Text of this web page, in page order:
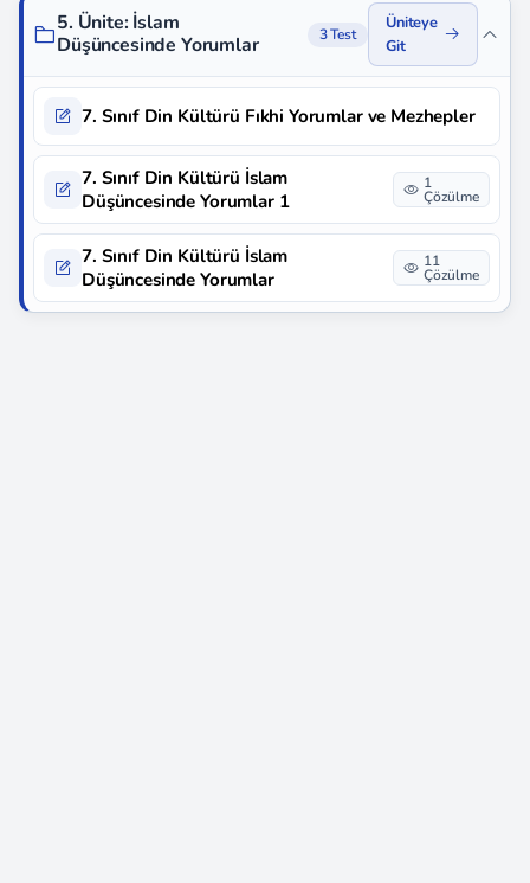
5. Ünite: İslam
Düşüncesinde Yorumlar
3 Test
Üniteye
Git
7. Sınıf Din Kültürü Fıkhi Yorumlar ve Mezhepler
7. Sınıf Din Kültürü İslam
Düşüncesinde Yorumlar 1
1
Çözülme
7. Sınıf Din Kültürü İslam
Düşüncesinde Yorumlar
11
Çözülme